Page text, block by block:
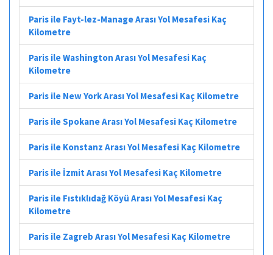
Paris ile Fayt-lez-Manage Arası Yol Mesafesi Kaç
Kilometre
Paris ile Washington Arası Yol Mesafesi Kaç
Kilometre
Paris ile New York Arası Yol Mesafesi Kaç Kilometre
Paris ile Spokane Arası Yol Mesafesi Kaç Kilometre
Paris ile Konstanz Arası Yol Mesafesi Kaç Kilometre
Paris ile İzmit Arası Yol Mesafesi Kaç Kilometre
Paris ile Fıstıklıdağ Köyü Arası Yol Mesafesi Kaç
Kilometre
Paris ile Zagreb Arası Yol Mesafesi Kaç Kilometre